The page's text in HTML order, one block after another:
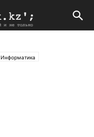
Информатика